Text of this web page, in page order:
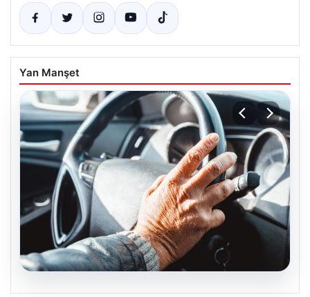
Yan Manşet
05.08.2026